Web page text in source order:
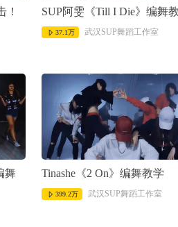
！ SUP阿雯《Till I Die》编舞
37.1万 武汉SUP舞蹈工作室
舞
Tinashe《2 On》编舞教学
399.2万 武汉SUP舞蹈工作室